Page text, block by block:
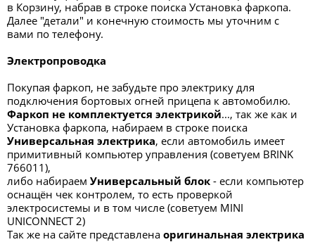
в Корзину, набрав в строке поиска Установка фаркопа.
Далее "детали" и конечную стоимость мы уточним с
вами по телефону.
Электропроводка
Покупая фаркоп, не забудьте про электрику для
подключения бортовых огней прицепа к автомобилю.
Фаркоп не комплектуется электрикой..., так же как и
Установка фаркопа, набираем в строке поиска
Универсальная электрика, если автомобиль имеет
примитивный компьютер управления (советуем BRINK
766011),
либо набираем Универсальный блок - если компьютер
оснащён чек контролем, то есть проверкой
электросистемы и в том числе (советуем MINI
UNICONNECT 2)
Так же на сайте представлена оригинальная электрика